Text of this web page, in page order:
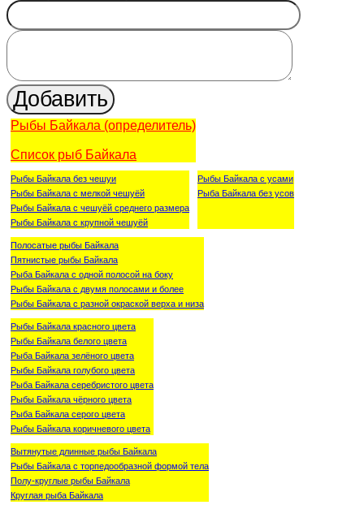
Рыбы Байкала (определитель)
Список рыб Байкала
Рыбы Байкала без чешуи
Рыбы Байкала с мелкой чешуёй
Рыбы Байкала с чешуёй среднего размера
Рыбы Байкала с крупной чешуёй
Рыбы Байкала с усами
Рыба Байкала без усов
Полосатые рыбы Байкала
Пятнистые рыбы Байкала
Рыба Байкала с одной полосой на боку
Рыбы Байкала с двумя полосами и более
Рыбы Байкала с разной окраской верха и низа
Рыбы Байкала красного цвета
Рыбы Байкала белого цвета
Рыба Байкала зелёного цвета
Рыбы Байкала голубого цвета
Рыба Байкала серебристого цвета
Рыбы Байкала чёрного цвета
Рыба Байкала серого цвета
Рыбы Байкала коричневого цвета
Вытянутые длинные рыбы Байкала
Рыбы Байкала с торпедообразной формой тела
Полу-круглые рыбы Байкала
Круглая рыба Байкала